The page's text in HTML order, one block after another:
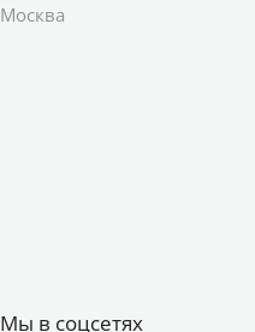
Москва
Мы в соцсетях